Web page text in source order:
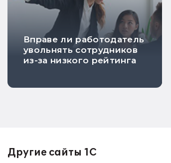
Вправе ли работодатель
увольнять сотрудников
из-за низкого рейтинга
Другие сайты 1С